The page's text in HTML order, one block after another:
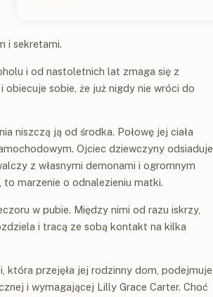
i sekretami.
i od nastoletnich lat zmaga się z
obiecuje sobie, że już nigdy nie wróci do
niszczą ją od środka. Połowę jej ciała
Ojciec dziewczyny odsiaduje
z własnymi demonami i ogromnym
marzenie o odnalezieniu matki.
w pubie. Między nimi od razu iskrzy,
i tracą ze sobą kontakt na kilka
która przejęła jej rodzinny dom, podejmuje
i wymagającej Lilly Grace Carter. Choć